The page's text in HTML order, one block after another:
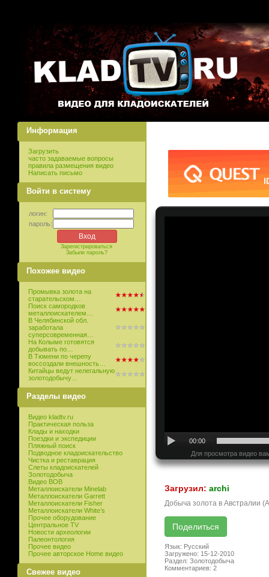
Информация
Загрузить
часто задаваемые вопросы
правила размещения видео
Написать письмо
Войти в систему
логин:
пароль:
Зарегистрироваться
Забыли пароль?
Похожее видео
Промывка золота на
старательском…
Поиск самородков
металлоискателем…
В Челябинской обл.
заработала
суперсовременная…
На Колыме готовятся
добывать по…
В Тюмени по черепу
воссоздали внешность…
Китайцы ведут нелегальную
золотодобычу…
Разделы видео
Видео kladtv.ru
Практическая польза
Клады и находки
Поездки и экспедиции
Пляжный поиск
Подводное кладоискательство
Чистка и реставрация
Слеты кладоискателей
Золотодобыча
Видео ВОВ
Металлоискатели Minelab
Металлоискатели Garrett
Металлоискатели Fisher
Металлоискатели White’s
Прочее оборудование
Центральное TV
Новости археологии
Палеонтология
Прочее видео
Прочее авторское Home видео
Свежее видео
00:00
Для просмотра видео
Загрузил: archi
Добыча золота в Австралии
Язык: Русский
Загружено: 15-12-2010
Раздел: Золотодобыча
Комментариев: 2